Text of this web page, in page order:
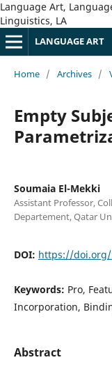
Language Art,
Linguistics, LA
LANGUAGE ART
Home / Archives /
Empty
Soumaia El-Mekki
Assistant Professor,
Departement, Qatar
DOI: https://doi.org/
Keywords: Pro,
Incorporation,
Abstract